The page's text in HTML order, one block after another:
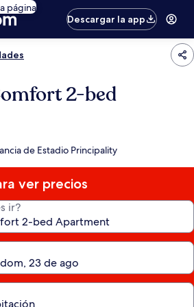
página
Descargar la app
2-bed
de Estadio Principality
ver precios
ir?